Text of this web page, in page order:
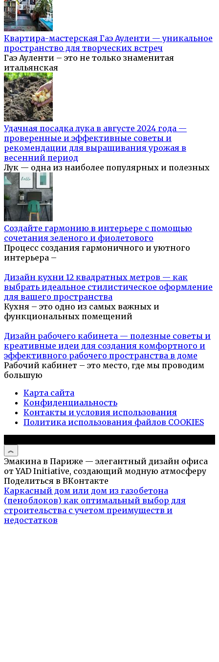
Квартира-мастерская Гаэ Ауленти — уникальное
пространство для творческих встреч
Гаэ Ауленти – это не только знаменитая
итальянская
Удачная посадка лука в августе 2024 года —
проверенные и эффективные советы и
рекомендации для выращивания урожая в
весенний период
Лук — одна из наиболее популярных и полезных
Создайте гармонию в интерьере с помощью
сочетания зеленого и фиолетового
Процесс создания гармоничного и уютного
интерьера –
Дизайн кухни 12 квадратных метров — как
выбрать идеальное стилистическое оформление
для вашего пространства
Кухня – это одно из самых важных и
функциональных помещений
Дизайн рабочего кабинета — полезные советы и
креативные идеи для создания комфортного и
эффективного рабочего пространства в доме
Рабочий кабинет – это место, где мы проводим
большую
Карта сайта
Конфиденциальность
Контакты и условия использования
Политика использования файлов COOKIES
Эмакина в Париже — элегантный дизайн офиса
от YAD Initiative, создающий модную атмосферу
Поделиться в ВКонтакте
Каркасный дом или дом из газобетона
(пеноблоков) как оптимальный выбор для
строительства с учетом преимуществ и
недостатков